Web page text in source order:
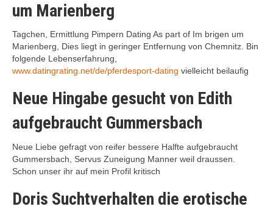
um Marienberg
Tagchen, Ermittlung Pimpern Dating As part of Im brigen um
Marienberg, Dies liegt in geringer Entfernung von Chemnitz. Bin
folgende Lebenserfahrung,
www.datingrating.net/de/pferdesport-dating vielleicht beilaufig
Neue Hingabe gesucht von Edith
aufgebraucht Gummersbach
Neue Liebe gefragt von reifer bessere Halfte aufgebraucht
Gummersbach, Servus Zuneigung Manner weil draussen.
Schon unser ihr auf mein Profil kritisch
Doris Suchtverhalten die erotische